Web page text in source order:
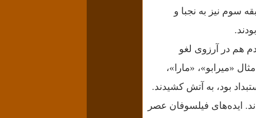
سوم نیز به نجبا و
هم در آرزوی لغو
«میرابو»، «مارا»،
بود، به آتش کشیدند.
ایده‌های فیلسوفان عصر